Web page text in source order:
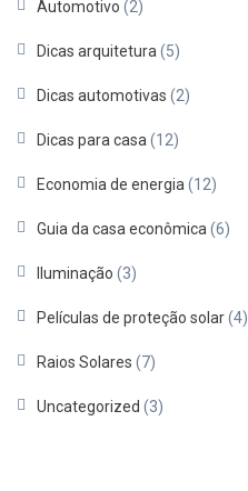
Automotivo (2)
Dicas arquitetura (5)
Dicas automotivas (2)
Dicas para casa (12)
Economia de energia (12)
Guia da casa econômica (6)
Iluminação (3)
Películas de proteção solar(4)
Raios Solares (7)
Uncategorized (3)